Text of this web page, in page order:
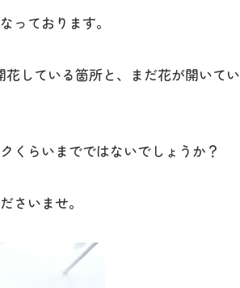
っております。
している箇所と、まだ花が開いてい
くらいまでではないでしょうか？
さいませ。